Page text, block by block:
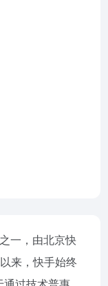
之一，由北京快
来，快手始终